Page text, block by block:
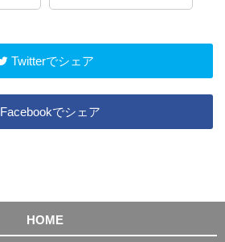
Twitterでシェア
Facebookでシェア
HOME